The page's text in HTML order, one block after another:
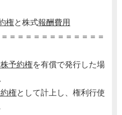
権と株式報酬費用
＝＝＝＝＝＝＝＝＝＝＝＝
予約権を有償で発行した場
権として計上し、権利行使